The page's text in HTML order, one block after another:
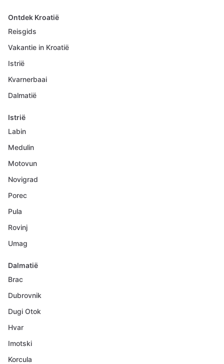
Ontdek Kroatië
Reisgids
Vakantie in Kroatië
Istrië
Kvarnerbaai
Dalmatië
Istrië
Labin
Medulin
Motovun
Novigrad
Porec
Pula
Rovinj
Umag
Dalmatië
Brac
Dubrovnik
Dugi Otok
Hvar
Imotski
Korcula